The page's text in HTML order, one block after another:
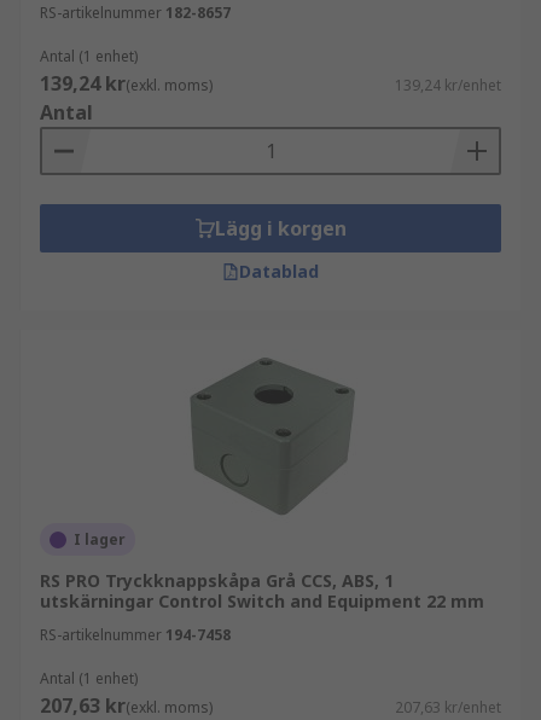
RS-artikelnummer 182-8657
Antal (1 enhet)
139,24 kr(exkl. moms) 139,24 kr/enhet
Antal
Lägg i korgen
Datablad
I lager
RS PRO Tryckknappskåpa Grå CCS, ABS, 1
utskärningar Control Switch and Equipment 22 mm
RS-artikelnummer 194-7458
Antal (1 enhet)
207,63 kr(exkl. moms) 207,63 kr/enhet